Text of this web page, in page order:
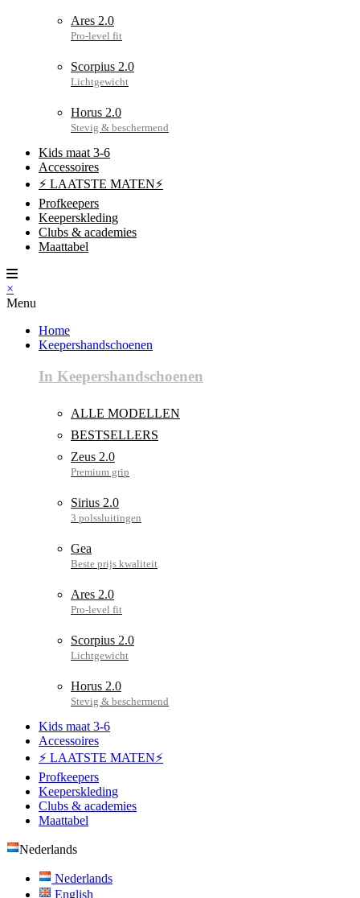
Ares 2.0
Scorpius 2.0
Horus 2.0
Kids maat 3-6
Accessoires
⚡ LAATSTE MATEN⚡
Profkeepers
Keeperskleding
Clubs & academies
Maattabel
×
Menu
Home
Keepershandschoenen
In Keepershandschoenen
ALLE MODELLEN
BESTSELLERS
Zeus 2.0
Sirius 2.0
Gea
Ares 2.0
Scorpius 2.0
Horus 2.0
Kids maat 3-6
Accessoires
⚡ LAATSTE MATEN⚡
Profkeepers
Keeperskleding
Clubs & academies
Maattabel
Nederlands
Nederlands
English